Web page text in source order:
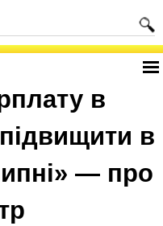
в
в
— про